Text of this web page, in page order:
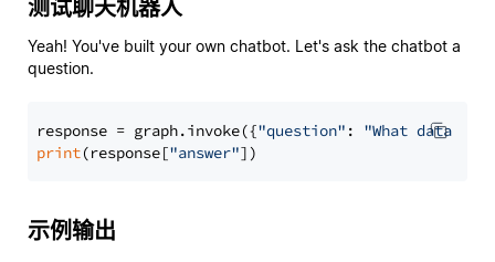
测试聊天机器人
Yeah! You've built your own chatbot. Let's ask the chatbot a
question.
response = graph.invoke({"question" : "What data
print(response["answer"
示例输出